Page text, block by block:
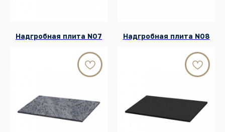
Надгробная плита N07 Надгробная плита N08
+7 (391) 209-55-77
© 2022-2026 Все права защищены
Разработка сайтов